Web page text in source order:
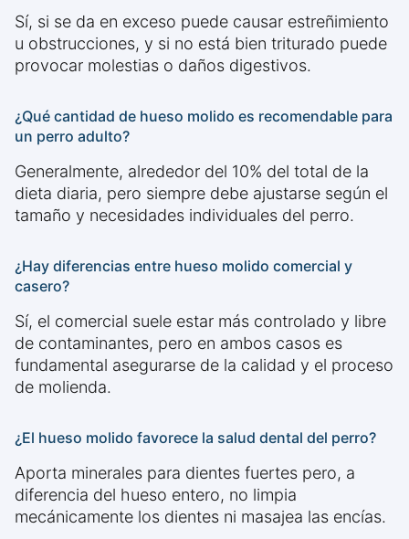
Sí, si se da en exceso puede causar estreñimiento
u obstrucciones, y si no está bien triturado puede
provocar molestias o daños digestivos.
¿Qué cantidad de hueso molido es recomendable para
un perro adulto?
Generalmente, alrededor del 10% del total de la
dieta diaria, pero siempre debe ajustarse según el
tamaño y necesidades individuales del perro.
¿Hay diferencias entre hueso molido comercial y
casero?
Sí, el comercial suele estar más controlado y libre
de contaminantes, pero en ambos casos es
fundamental asegurarse de la calidad y el proceso
de molienda.
¿El hueso molido favorece la salud dental del perro?
Aporta minerales para dientes fuertes pero, a
diferencia del hueso entero, no limpia
mecánicamente los dientes ni masajea las encías.